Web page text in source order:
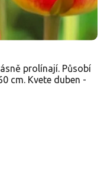
prolínají. Působí
cm. Kvete duben -